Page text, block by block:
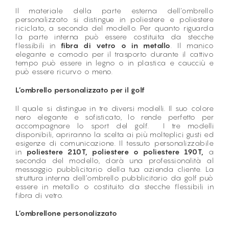
Il materiale della parte esterna dell’ombrello
personalizzato si distingue in poliestere e poliestere
riciclato, a seconda del modello. Per quanto riguarda
la parte interna può essere costituita da stecche
flessibili in fibra di vetro o in metallo. Il manico
elegante e comodo per il trasporto durante il cattivo
tempo può essere in legno o in plastica e caucciù e
può essere ricurvo o meno.
L’ombrello personalizzato per il golf
Il quale si distingue in tre diversi modelli. Il suo colore
nero elegante e sofisticato, lo rende perfetto per
accompagnare lo sport del golf. I tre modelli
disponibili, apriranno la scelta ai più molteplici gusti ed
esigenze di comunicazione. Il tessuto personalizzabile
in poliestere 210T, poliestere o poliestere 190T, a
seconda del modello, darà una professionalità al
messaggio pubblicitario della tua azienda cliente. La
struttura interna dell’ombrello pubblicitario da golf può
essere in metallo o costituito da stecche flessibili in
fibra di vetro.
L’ombrellone personalizzato